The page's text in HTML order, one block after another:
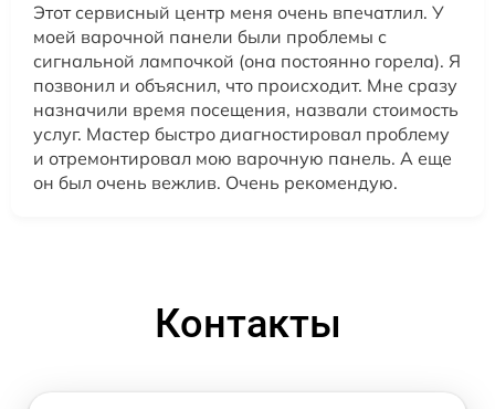
Этот сервисный центр меня очень впечатлил. У
моей варочной панели были проблемы с
сигнальной лампочкой (она постоянно горела). Я
позвонил и объяснил, что происходит. Мне сразу
назначили время посещения, назвали стоимость
услуг. Мастер быстро диагностировал проблему
и отремонтировал мою варочную панель. А еще
он был очень вежлив. Очень рекомендую.
Контакты